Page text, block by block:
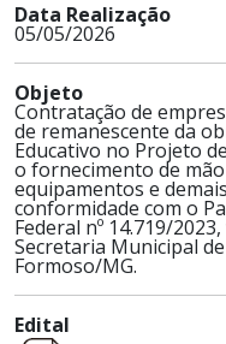
Data Realização
05/05/2026
Objeto
Contratação de
de remanescente da
Educativo no Projeto
o fornecimento de
equipamentos e
conformidade com o
Federal nº 14.719/
Secretaria Municipal
Formoso/MG.
Edital